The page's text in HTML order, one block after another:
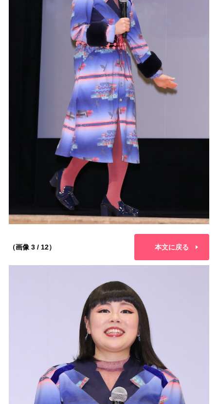
（画像 3 / 12） 本文に戻る